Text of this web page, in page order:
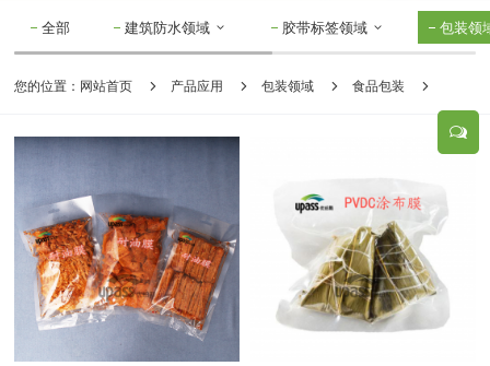
全部 建筑防水领域 胶带标签领域 包装领
您的位置： 网站首页 产品应用 包装领域 食品包装